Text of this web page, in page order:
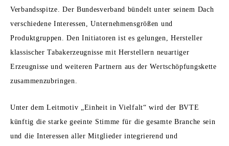
Verbandsspitze. Der Bundesverband bündelt unter seinem Dach
verschiedene Interessen, Unternehmensgrößen und
Produktgruppen. Den Initiatoren ist es gelungen, Hersteller
klassischer Tabakerzeugnisse mit Herstellern neuartiger
Erzeugnisse und weiteren Partnern aus der Wertschöpfungskette
zusammenzubringen.
Unter dem Leitmotiv „Einheit in Vielfalt“ wird der BVTE
künftig die starke geeinte Stimme für die gesamte Branche sein
und die Interessen aller Mitglieder integrierend und